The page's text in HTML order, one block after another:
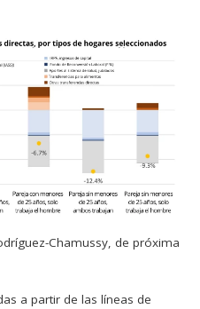
Chamussy, de próxima
a partir de las líneas de